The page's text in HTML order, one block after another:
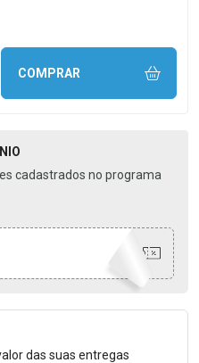
UMA UNIDADE
COMPRAR
cadastrados no programa
o Frete
das suas entregas